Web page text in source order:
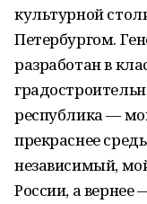
культурной
Петербургом.
разработан в
республика —
прекраснее
независимый,
России, а вернее